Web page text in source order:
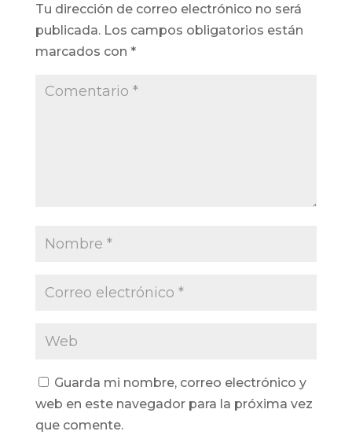
Tu dirección de correo electrónico no será
publicada. Los campos obligatorios están
marcados con *
Guarda mi nombre, correo electrónico y
web en este navegador para la próxima vez
que comente.